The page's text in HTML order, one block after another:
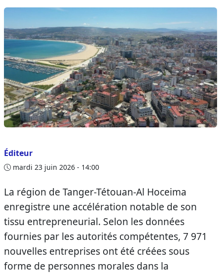
Éditeur
mardi 23 juin 2026 - 14:00
La région de Tanger-Tétouan-Al Hoceima
enregistre une accélération notable de son
tissu entrepreneurial. Selon les données
fournies par les autorités compétentes, 7 971
nouvelles entreprises ont été créées sous
forme de personnes morales dans la